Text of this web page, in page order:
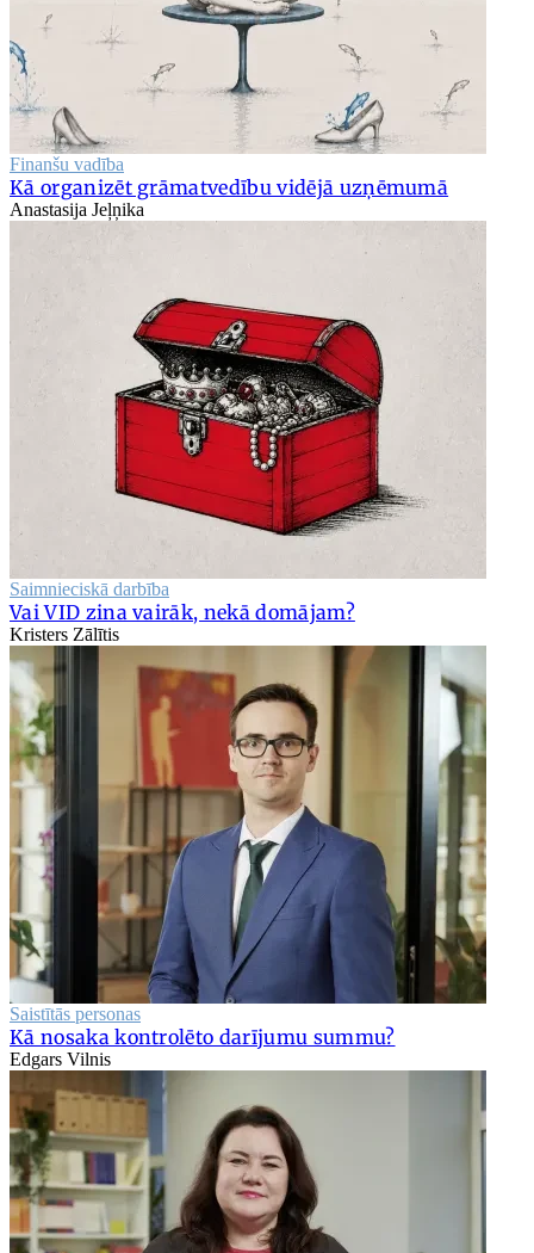
Finanšu vadība
Kā organizēt grāmatvedību vidējā uzņēmumā
Anastasija Jeļņika
Saimnieciskā darbība
Vai VID zina vairāk, nekā domājam?
Kristers Zālītis
Saistītās personas
Kā nosaka kontrolēto darījumu summu?
Edgars Vilnis